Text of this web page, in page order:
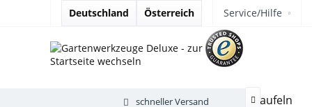
Deutschland Österreich Service/Hilfe
Neuheiten Spaten Schaufeln

schneller Versand